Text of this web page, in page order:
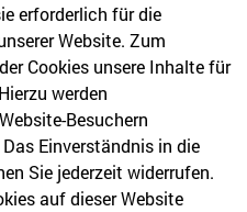
auf dem aktuellsten
erforderlich für die
Website. Zum
Cookies unsere Inhalte für
werden
Besuchern
Einverständnis in die
Sie jederzeit widerrufen.
auf dieser Website